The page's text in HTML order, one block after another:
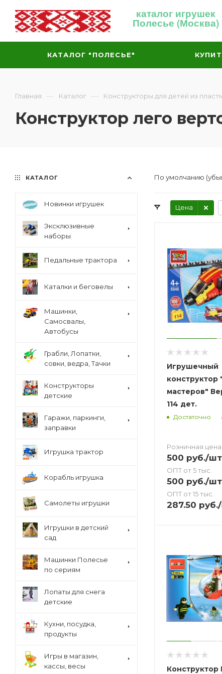
каталог игрушек
Полесье (Москва)
КАТАЛОГ "ПОЛЕСЬЕ"
Главная — Каталог — Конструкторы для детей из
Конструктор лего
По умолчанию
Цена
Игрушечный
конструктор
мастеров"
114 дет.
Достаточно
Розничная цена
500 руб./шт
ОПТ от 5 тыс.
500 руб./шт
ОПТ от 15 тыс.
287.50 руб.
КАТАЛОГ
Новинки игрушек
Эксклюзивные
наборы
Педальные трактора
Каталки и беговелы
Машинки,
Самосвалы,
Автобусы
Грабли, Лопатки,
совки, ведра, Тачки
Конструкторы
детские
Гаражи, паркинги,
заправки
Игрушка трактор
Корабль игрушка
Самолеты игрушки
Игрушки в детский
сад
Машинки Полесье
по сериям
Лопаты для снега
детские
Кухни, посудка,
продукты
Игры в магазин,
кассы, весы